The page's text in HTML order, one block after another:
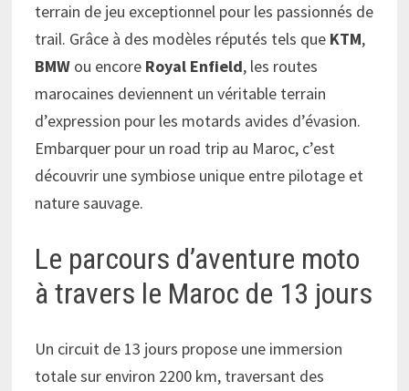
terrain de jeu exceptionnel pour les passionnés de
trail. Grâce à des modèles réputés tels que KTM,
BMW ou encore Royal Enfield, les routes
marocaines deviennent un véritable terrain
d’expression pour les motards avides d’évasion.
Embarquer pour un road trip au Maroc, c’est
découvrir une symbiose unique entre pilotage et
nature sauvage.
Le parcours d’aventure moto
à travers le Maroc de 13 jours
Un circuit de 13 jours propose une immersion
totale sur environ 2200 km, traversant des